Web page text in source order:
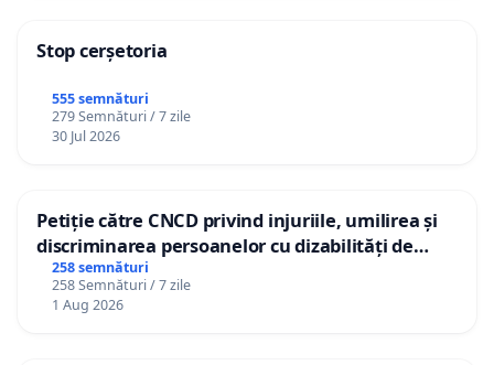
Stop cerșetoria
555 semnături
279 Semnături / 7 zile
30 Jul 2026
Petiție către CNCD privind injuriile, umilirea și
discriminarea persoanelor cu dizabilități de
către utilizatorul TikTok „Gorici”
258 semnături
258 Semnături / 7 zile
1 Aug 2026